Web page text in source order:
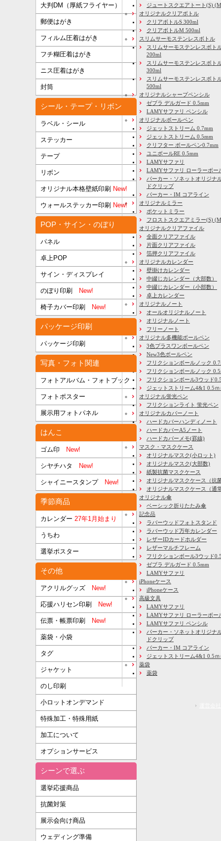
大判DM（厚紙フライヤー）
郵便はがき
フィルム圧着はがき
フチ糊圧着はがき
ニス圧着はがき
封筒
シール・テープ・リボン
ラベル・シール
ステッカー
テープ
リボン
オリジナル本格壁紙印刷 New!
ウォールステッカー印刷 New!
POP・サイン・のぼり
パネル
卓上POP
サイン・ディスプレイ
のぼり印刷 New!
椅子カバー印刷 New!
パッケージ印刷
パッケージ印刷
写真・フォト関連
フォトアルバム・フォトブック
フォトポスター
展示用フォトパネル
はんこ
ゴム印 New!
シヤチハタ New!
シャイニースタンプNew!
季節商品
カレンダー 27年1月始まり
うちわ
選挙ポスター
その他
アクリルグッズ New!
応援ハリセン印刷 New!
伝票・帳票印刷 New!
薬袋・小袋
タグ
ジャケット
のし印刷
小ロットオンデマンド
特殊加工・特殊用紙
加工について
オプションサービス
シーンで選ぶ
選挙応援商品
抗菌対策
展示会向け商品
ウェディング準備
ジュートスクエアトート(S)
オリジナルクリアボトル
クリアボトルS 300ml
クリアボトルM 500ml
スリムサーモステンレスボトル
スリムサーモステンレスボト
200ml
スリムサーモステンレスボト
300ml
スリムサーモステンレスボト
500ml
オリジナルシャープペンシル
ゼブラ デルガード 0.5mm
LAMYサファリ ペンシル
オリジナルボールペン
ジェットストリーム 0.7mm
ジェットストリーム 0.5mm
クリフター ボールペン0.7mm
ユニボールRE 0.5mm
LAMYサファリ
LAMYサファリ ローラーボー
パーカー・ソネットオリジナ
ドクリップ
パーカー・IM コアライン
オリジナルミラー
ポケットミラー
フロストスクエアミラー(S)
オリジナルクリアファイル
全面クリアファイル
片面クリアファイル
箔押クリアファイル
オリジナルカレンダー
壁掛けカレンダー
中綴じカレンダー（大部数）
中綴じカレンダー（小部数）
卓上カレンダー
オリジナルノート
オールオリジナルノート
オリジナルノート
フリーノート
オリジナル多機能ボールペン
3色プラスワンボールペン
New3色ボールペン
フリクションボールノック
フリクションボールノック
フリクションボール3ウッド
ジェットストリーム4&1 0.5ｍ
オリジナル蛍光ペン
フリクションライト 蛍光ペン
オリジナルカバーノート
ハードカバーハンディノート
ハードカバーA5ノート
ハードカバーメモ(罫線)
マスク・マスクケース
オリジナルマスク(小ロット)
オリジナルマスク(大部数)
紙製抗菌マスクケース
オリジナルマスクケース（抗
オリジナルマスクケース（通
オリジナル傘
ベーシック折りたたみ傘
記念品
ラバーウッドフォトスタンド
ラバーウッド万年カレンダー
レザーIDカードホルダー
レザーマルチフレーム
フリクションボール3ウッド
ゼブラ デルガード 0.5mm
LAMYサファリ
iPhoneケース
iPhoneケース
高級文具
LAMYサファリ
LAMYサファリ ローラーボー
LAMYサファリ ペンシル
パーカー・ソネットオリジナ
ドクリップ
パーカー・IM コアライン
ジェットストリーム4&1 0.5ｍ
薬袋
薬袋